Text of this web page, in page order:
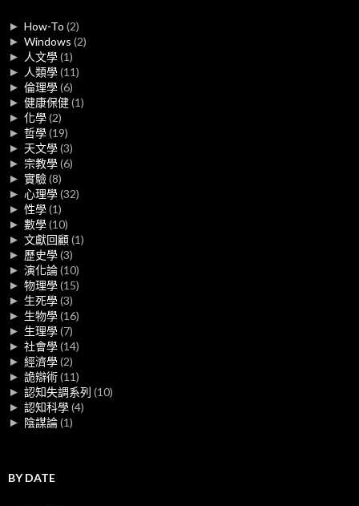
► How-To (2)
► Windows (2)
► 人文學(1)
► 人類學(11)
► 倫理學(6)
► 健康保健(1)
► 化學(2)
► 哲學(19)
► 天文學(3)
► 宗教學(6)
► 實驗(8)
► 心理學(32)
► 性學(1)
► 數學(10)
► 文獻回顧(1)
► 歷史學(3)
► 演化論(10)
► 物理學(15)
► 生死學(3)
► 生物學(16)
► 生理學(7)
► 社會學(14)
► 經濟學(2)
► 詭辯術(11)
► 認知失調系列 (10)
► 認知科學(4)
► 陰謀論(1)
BY DATE